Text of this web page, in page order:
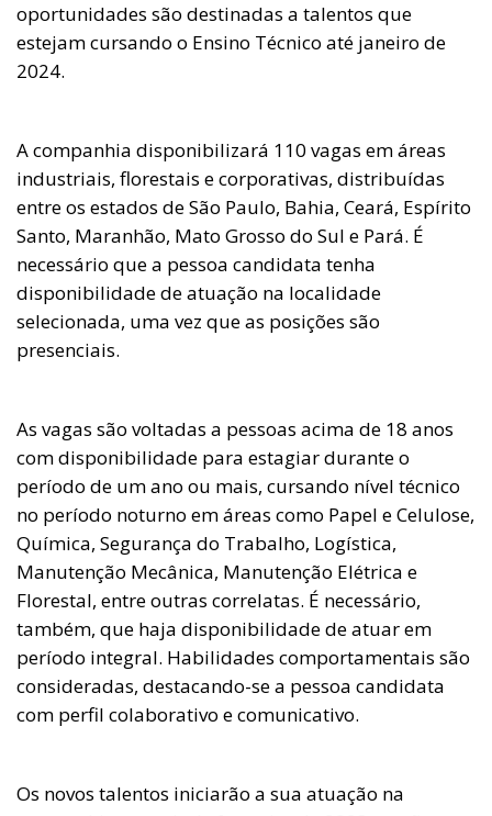
oportunidades são destinadas a talentos que
estejam cursando o Ensino Técnico até janeiro de
2024.
A companhia disponibilizará 110 vagas em áreas
industriais, florestais e corporativas, distribuídas
entre os estados de São Paulo, Bahia, Ceará, Espírito
Santo, Maranhão, Mato Grosso do Sul e Pará. É
necessário que a pessoa candidata tenha
disponibilidade de atuação na localidade
selecionada, uma vez que as posições são
presenciais.
As vagas são voltadas a pessoas acima de 18 anos
com disponibilidade para estagiar durante o
período de um ano ou mais, cursando nível técnico
no período noturno em áreas como Papel e Celulose,
Química, Segurança do Trabalho, Logística,
Manutenção Mecânica, Manutenção Elétrica e
Florestal, entre outras correlatas. É necessário,
também, que haja disponibilidade de atuar em
período integral. Habilidades comportamentais são
consideradas, destacando-se a pessoa candidata
com perfil colaborativo e comunicativo.
Os novos talentos iniciarão a sua atuação na